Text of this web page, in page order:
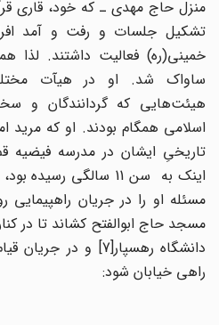
منزل حاج مهدی ـ که خود، قاری
تشکیل جلسات و رفت و آمد
خمینی(ره) فعالیت داشتند. لذا
ساواک شد. او در هیآت
هیئت‌هایی که گردانندگان و
اسلامی همگام بودند. او که مرید
تاریخیِ ایشان در مدرسه فیضیه
اینک به سن 11 سالگی
مسجد حاج ابوالفتح کشاند تا در
راهی خیابان شود: